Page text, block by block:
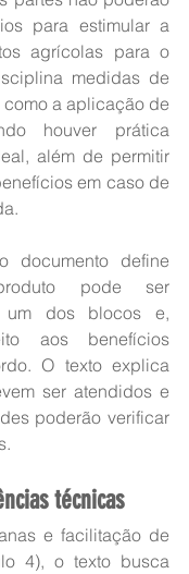
para estimular a
agrícolas para o
medidas de
a aplicação de
houver prática
além de permitir
em caso de
documento define
pode ser
um dos blocos e,
aos benefícios
O texto explica
ser atendidos e
poderão verificar
técnicas
e facilitação de
4), o texto busca